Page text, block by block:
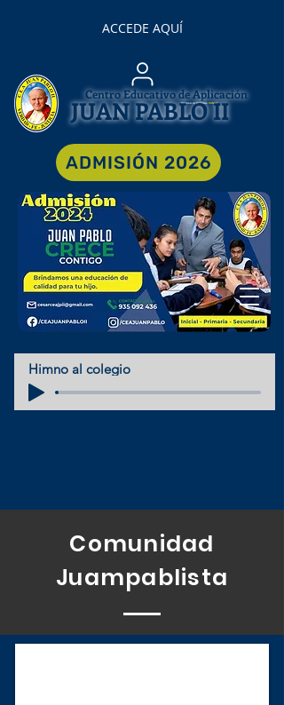
Himno al colegio
ADMISIÓN 2026
ACCEDE AQUÍ
Acceso al Campus Virtual
Centro Educativo de Aplicación
JUAN PABLO II
Comunidad
Juampablista